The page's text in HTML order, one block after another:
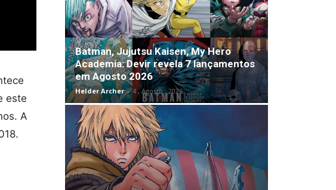
este
A
Batman, Jujutsu Kaisen, My Hero
Academia: Devir revela 7 lançamentos
em Agosto 2026
Helder Archer - 4 , Agosto , 2026